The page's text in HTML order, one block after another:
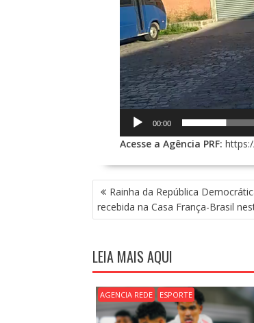
00:00
Acesse a Agência PRF:
N
A
V
G
A
Ç
Ã
O
Rainha da República
recebida na Casa França-Brasil
LEIA MAIS AQUI
AGENCIA REDE ESPORTE